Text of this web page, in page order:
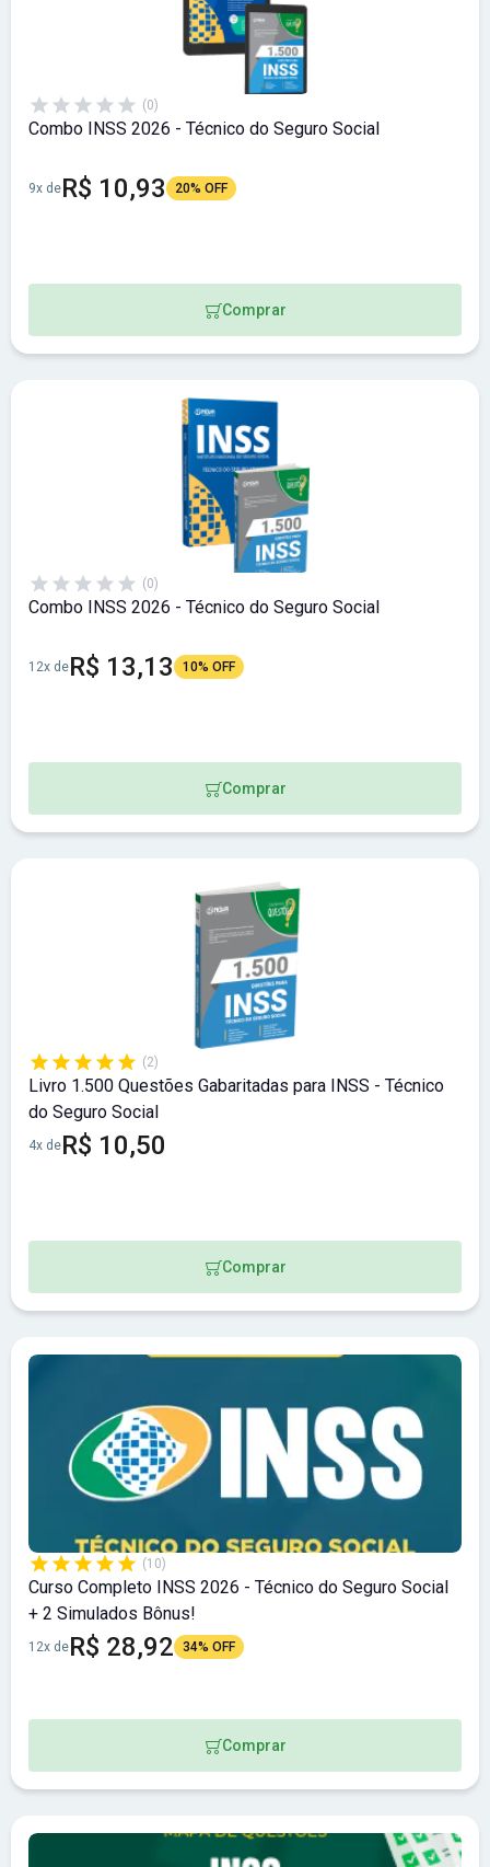
(0)
Combo INSS 2026 - Técnico do Seguro Social
9x deR$ 10,93 20% OFF
Comprar
(0)
Combo INSS 2026 - Técnico do Seguro Social
12x deR$ 13,13 10% OFF
Comprar
(2)
Livro 1.500 Questões Gabaritadas para INSS - Técnico
do Seguro Social
4x deR$ 10,50
Comprar
(10)
Curso Completo INSS 2026 - Técnico do Seguro Social
+ 2 Simulados Bônus!
12x deR$ 28,92 34% OFF
Comprar